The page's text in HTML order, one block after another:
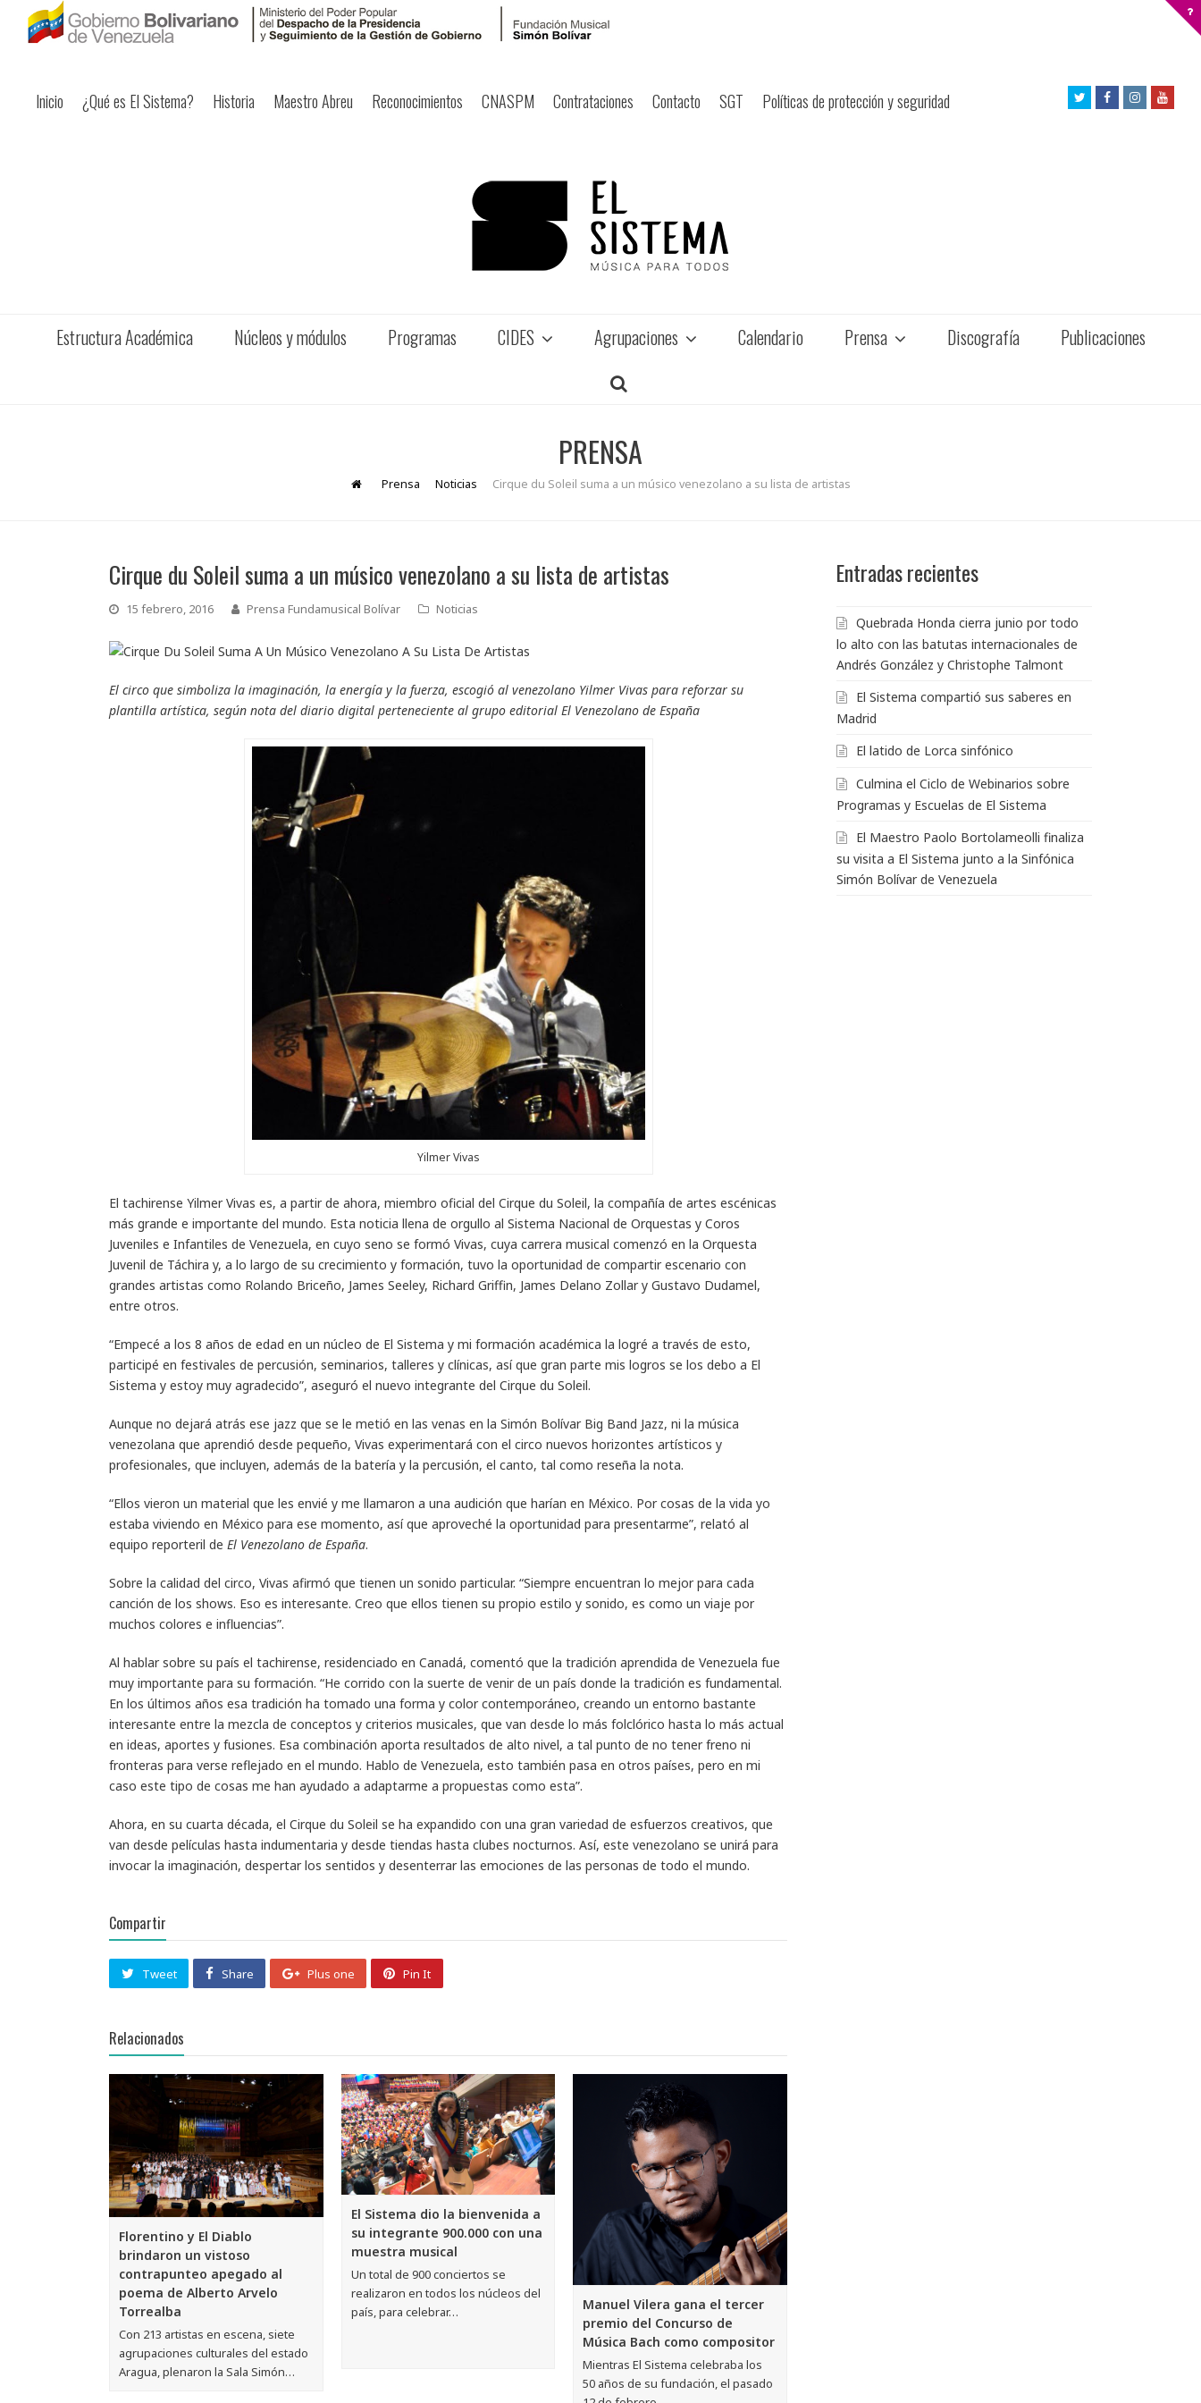
Inicio ¿Qué es El Sistema? Historia Maestro Abreu Reconocimientos CNASPM Contrataciones Contacto SGT Políticas de protección y seguridad
TwitterFacebookInstagram
Estructura Académica Núcleos y módulos Programas CIDES Agrupaciones Calendario Prensa Discografía Publicaciones
PRENSA
Prensa Noticias Cirque du Soleil suma a un músico venezolano a su lista de artistas
Cirque du Soleil suma a un músico venezolano a su lista de artistas
15 febrero, 2016 Prensa Fundamusical Bolívar Noticias
El circo que simboliza la imaginación, la energía y la fuerza, escogió al venezolano Yilmer Vivas para reforzar su
plantilla artística, según nota del diario digital perteneciente al grupo editorial El Venezolano de España
Yilmer Vivas
El tachirense Yilmer Vivas es, a partir de ahora, miembro oficial del Cirque du Soleil, la compañía de artes escénicas
más grande e importante del mundo. Esta noticia llena de orgullo al Sistema Nacional de Orquestas y Coros
Juveniles e Infantiles de Venezuela, en cuyo seno se formó Vivas, cuya carrera musical comenzó en la Orquesta
Juvenil de Táchira y, a lo largo de su crecimiento y formación, tuvo la oportunidad de compartir escenario con
grandes artistas como Rolando Briceño, James Seeley, Richard Griffin, James Delano Zollar y Gustavo Dudamel,
entre otros.
“Empecé a los 8 años de edad en un núcleo de El Sistema y mi formación académica la logré a través de esto,
participé en festivales de percusión, seminarios, talleres y clínicas, así que gran parte mis logros se los debo a El
Sistema y estoy muy agradecido”, aseguró el nuevo integrante del Cirque du Soleil.
Aunque no dejará atrás ese jazz que se le metió en las venas en la Simón Bolívar Big Band Jazz, ni la música
venezolana que aprendió desde pequeño, Vivas experimentará con el circo nuevos horizontes artísticos y
profesionales, que incluyen, además de la batería y la percusión, el canto, tal como reseña la nota.
“Ellos vieron un material que les envié y me llamaron a una audición que harían en México. Por cosas de la vida yo
estaba viviendo en México para ese momento, así que aproveché la oportunidad para presentarme”, relató al
equipo reporteril de El Venezolano de España.
Sobre la calidad del circo, Vivas afirmó que tienen un sonido particular. “Siempre encuentran lo mejor para cada
canción de los shows. Eso es interesante. Creo que ellos tienen su propio estilo y sonido, es como un viaje por
muchos colores e influencias”.
Al hablar sobre su país el tachirense, residenciado en Canadá, comentó que la tradición aprendida de Venezuela fue
muy importante para su formación. “He corrido con la suerte de venir de un país donde la tradición es fundamental.
En los últimos años esa tradición ha tomado una forma y color contemporáneo, creando un entorno bastante
interesante entre la mezcla de conceptos y criterios musicales, que van desde lo más folclórico hasta lo más actual
en ideas, aportes y fusiones. Esa combinación aporta resultados de alto nivel, a tal punto de no tener freno ni
fronteras para verse reflejado en el mundo. Hablo de Venezuela, esto también pasa en otros países, pero en mi
caso este tipo de cosas me han ayudado a adaptarme a propuestas como esta”.
Ahora, en su cuarta década, el Cirque du Soleil se ha expandido con una gran variedad de esfuerzos creativos, que
van desde películas hasta indumentaria y desde tiendas hasta clubes nocturnos. Así, este venezolano se unirá para
invocar la imaginación, despertar los sentidos y desenterrar las emociones de las personas de todo el mundo.
Compartir
Tweet Share Plus one Pin It
Relacionados
Florentino y El Diablo
brindaron un vistoso
contrapunteo apegado al
poema de Alberto Arvelo
Torrealba
Con 213 artistas en escena, siete
agrupaciones culturales del estado
Aragua, plenaron la Sala Simón…
El Sistema dio la bienvenida a
su integrante 900.000 con una
muestra musical
Un total de 900 conciertos se
realizaron en todos los núcleos del
país, para celebrar…
Manuel Vilera gana el tercer
premio del Concurso de
Música Bach como compositor
Mientras El Sistema celebraba los
50 años de su fundación, el pasado
Entradas recientes
Quebrada Honda cierra junio por todo
lo alto con las batutas internacionales de
Andrés González y Christophe Talmont
El Sistema compartió sus saberes en
Madrid
El latido de Lorca sinfónico
Culmina el Ciclo de Webinarios sobre
Programas y Escuelas de El Sistema
El Maestro Paolo Bortolameolli finaliza
su visita a El Sistema junto a la Sinfónica
Simón Bolívar de Venezuela